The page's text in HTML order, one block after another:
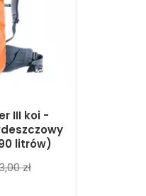
III koi -
litrów)
zł